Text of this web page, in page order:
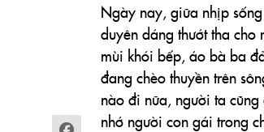
Ngày nay, giữa nhịp
duyên dáng thướt tha
mùi khói bếp, áo bà ba
đang chèo thuyền trên
nào đi nữa, người ta
nhớ người con gái trong